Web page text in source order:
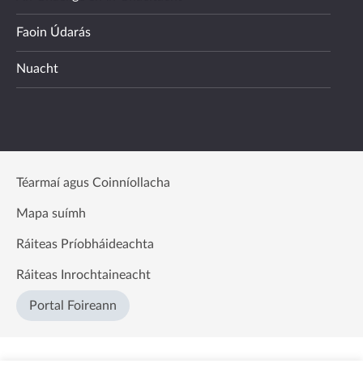
Faoin Údarás
Nuacht
Téarmaí agus Coinníollacha
Mapa suímh
Ráiteas Príobháideachta
Ráiteas Inrochtaineacht
Portal Foireann